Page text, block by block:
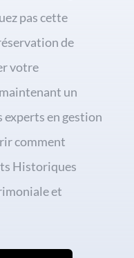
pas cette
de
votre
un
experts en gestion
comment
Historiques
et